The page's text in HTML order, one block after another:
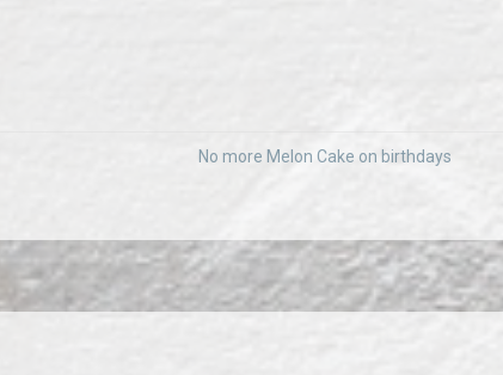
No more Melon Cake on birthdays